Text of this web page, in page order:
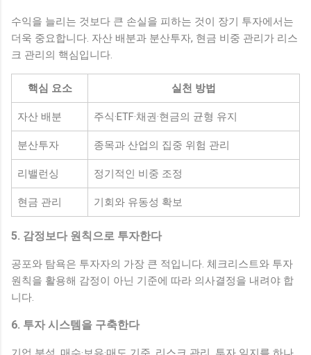
수익을 늘리는 것보다 큰 손실을 피하는 것이 장기 투자에서는
더욱 중요합니다. 자산 배분과 분산투자, 현금 비중 관리가 리스
크 관리의 핵심입니다.
핵심 요소 실천 방법
자산 배분 주식·ETF·채권·현금의 균형 유지
분산투자 종목과 산업의 집중 위험 관리
리밸런싱 정기적인 비중 조정
현금 관리 기회와 유동성 확보
5. 감정보다 원칙으로 투자한다
공포와 탐욕은 투자자의 가장 큰 적입니다. 체크리스트와 투자
원칙을 활용해 감정이 아닌 기준에 따라 의사결정을 내려야 합
니다.
6. 투자 시스템을 구축한다